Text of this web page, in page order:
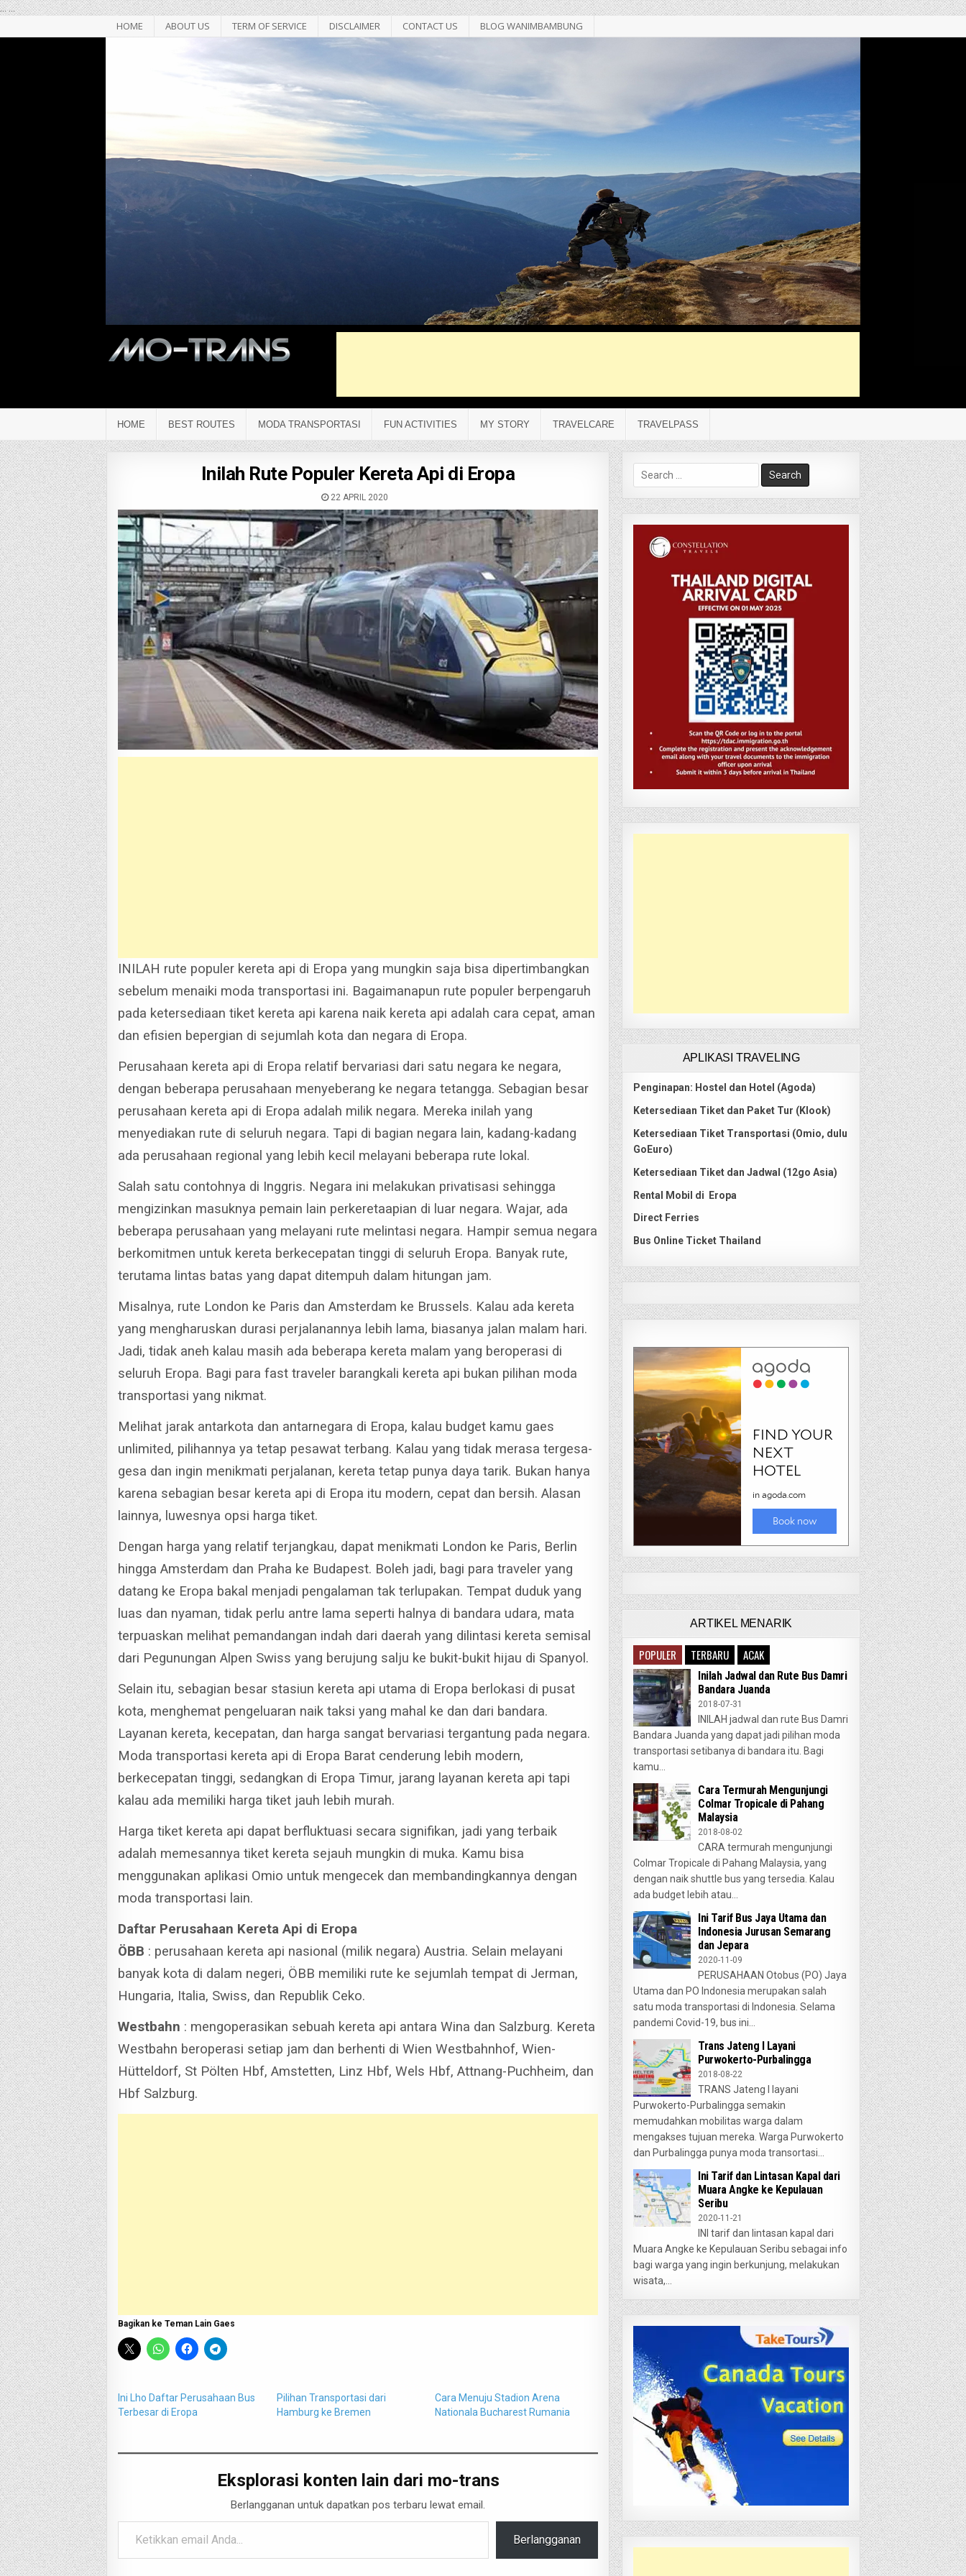
......
HOME ABOUT US TERM OF SERVICE DISCLAIMER CONTACT US BLOG WANIMBAMBUNG
HOME BEST ROUTES MODA TRANSPORTASI FUN ACTIVITIES MY STORY TRAVELCARE TRAVELPASS
Inilah Rute Populer Kereta Api di Eropa
22 APRIL 2020
INILAH rute populer kereta api di Eropa yang mungkin saja bisa dipertimbangkan
sebelum menaiki moda transportasi ini. Bagaimanapun rute populer berpengaruh
pada ketersediaan tiket kereta api karena naik kereta api adalah cara cepat, aman
dan efisien bepergian di sejumlah kota dan negara di Eropa.
Perusahaan kereta api di Eropa relatif bervariasi dari satu negara ke negara,
dengan beberapa perusahaan menyeberang ke negara tetangga. Sebagian besar
perusahaan kereta api di Eropa adalah milik negara. Mereka inilah yang
menyediakan rute di seluruh negara.Tapi di bagian negara lain, kadang-kadang
ada perusahaan regional yang lebih kecil melayani beberapa rute lokal.
Salah satu contohnya di Inggris. Negara ini melakukan privatisasi sehingga
mengizinkan masuknya pemain lain perkeretaapian di luar negara.Wajar, ada
beberapa perusahaan yang melayani rute melintasi negara. Hampir semua negara
berkomitmen untuk kereta berkecepatan tinggi di seluruh Eropa. Banyak rute,
terutama lintas batas yang dapat ditempuh dalam hitungan jam.
Misalnya, rute London ke Paris dan Amsterdam ke Brussels. Kalau ada kereta
yang mengharuskan durasi perjalanannya lebih lama, biasanya jalan malam hari.
Jadi, tidak aneh kalau masih ada beberapa kereta malam yang beroperasi di
seluruh Eropa. Bagi para fast traveler barangkali kereta api bukan pilihan moda
transportasi yang nikmat.
Melihat jarak antarkota dan antarnegara di Eropa, kalau budget kamu gaes
unlimited, pilihannya ya tetap pesawat terbang. Kalau yang tidak merasa tergesa-
gesa dan ingin menikmati perjalanan, kereta tetap punya daya tarik. Bukan hanya
karena sebagian besar kereta api di Eropa itu modern, cepat dan bersih. Alasan
lainnya, luwesnya opsi harga tiket.
Dengan harga yang relatif terjangkau, dapat menikmati London ke Paris, Berlin
hingga Amsterdam dan Praha ke Budapest. Boleh jadi, bagi para traveler yang
datang ke Eropa bakal menjadi pengalaman tak terlupakan.Tempat duduk yang
luas dan nyaman, tidak perlu antre lama seperti halnya di bandara udara, mata
terpuaskan melihat pemandangan indah dari daerah yang dilintasi kereta semisal
dari Pegunungan Alpen Swiss yang berujung salju ke bukit-bukit hijau di Spanyol.
Selain itu, sebagian besar stasiun kereta api utama di Eropa berlokasi di pusat
kota, menghemat pengeluaran naik taksi yang mahal ke dan dari bandara.
Layanan kereta, kecepatan, dan harga sangat bervariasi tergantung pada negara.
Moda transportasi kereta api di Eropa Barat cenderung lebih modern,
berkecepatan tinggi, sedangkan di Eropa Timur, jarang layanan kereta api tapi
kalau ada memiliki harga tiket jauh lebih murah.
Harga tiket kereta api dapat berfluktuasi secara signifikan, jadi yang terbaik
adalah memesannya tiket kereta sejauh mungkin di muka. Kamu bisa
menggunakan aplikasi Omio untuk mengecek dan membandingkannya dengan
moda transportasi lain.
Daftar Perusahaan Kereta Api di Eropa
ÖBB : perusahaan kereta api nasional (milik negara) Austria. Selain melayani
banyak kota di dalam negeri, ÖBB memiliki rute ke sejumlah tempat di Jerman,
Hungaria, Italia, Swiss, dan Republik Ceko.
Westbahn : mengoperasikan sebuah kereta api antara Wina dan Salzburg. Kereta
Westbahn beroperasi setiap jam dan berhenti di Wien Westbahnhof, Wien-
Hütteldorf, St Pölten Hbf, Amstetten, Linz Hbf, Wels Hbf, Attnang-Puchheim, dan
Hbf Salzburg.
Bagikan ke Teman Lain Gaes
Ini Lho Daftar Perusahaan Bus
Terbesar di Eropa
Pilihan Transportasi dari
Hamburg ke Bremen
Cara Menuju Stadion Arena
Nationala Bucharest Rumania
Eksplorasi konten lain dari mo-trans
Berlangganan untuk dapatkan pos terbaru lewat email.
Ketikkan email Anda...
Berlangganan
Search
for:
APLIKASI TRAVELING
Penginapan: Hostel dan Hotel (Agoda)
Ketersediaan Tiket dan Paket Tur (Klook)
Ketersediaan Tiket Transportasi (Omio, dulu
GoEuro)
Ketersediaan Tiket dan Jadwal (12go Asia)
Rental Mobil di Eropa
Direct Ferries
Bus Online Ticket Thailand
ARTIKEL MENARIK
POPULER TERBARU ACAK
Inilah Jadwal dan Rute Bus Damri
Bandara Juanda
2018-07-31
INILAH jadwal dan rute Bus Damri
Bandara Juanda yang dapat jadi pilihan moda
transportasi setibanya di bandara itu. Bagi
kamu...
Cara Termurah Mengunjungi
Colmar Tropicale di Pahang
Malaysia
2018-08-02
CARA termurah mengunjungi
Colmar Tropicale di Pahang Malaysia, yang
dengan naik shuttle bus yang tersedia. Kalau
ada budget lebih atau...
Ini Tarif Bus Jaya Utama dan
Indonesia Jurusan Semarang
dan Jepara
2020-11-09
PERUSAHAAN Otobus (PO) Jaya
Utama dan PO Indonesia merupakan salah
satu moda transportasi di Indonesia. Selama
pandemi Covid-19, bus ini...
Trans Jateng I Layani
Purwokerto-Purbalingga
2018-08-22
TRANS Jateng I layani
Purwokerto-Purbalingga semakin
memudahkan mobilitas warga dalam
mengakses tujuan mereka. Warga Purwokerto
dan Purbalingga punya moda transortasi...
Ini Tarif dan Lintasan Kapal dari
Muara Angke ke Kepulauan
Seribu
2020-11-21
INI tarif dan lintasan kapal dari
Muara Angke ke Kepulauan Seribu sebagai info
bagi warga yang ingin berkunjung, melakukan
wisata,...